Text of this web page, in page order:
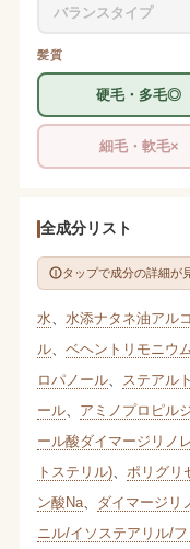
バランスタイプ
髪質
硬毛・多毛◎
細毛・軟毛×
全成分リスト
タップで成分の詳細が
水 水添ナタネ油アル
ル、 ベヘントリモニウ
ロパノール、 ステアル
ール、 アミノプロピル
ール酸ダイマージリノ
トステリル)、 ポリグリ
ン酸Na、 ダイマージリ
ニル/イソステアリル/